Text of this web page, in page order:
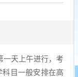
一天上午进行，考
目一般安排在高